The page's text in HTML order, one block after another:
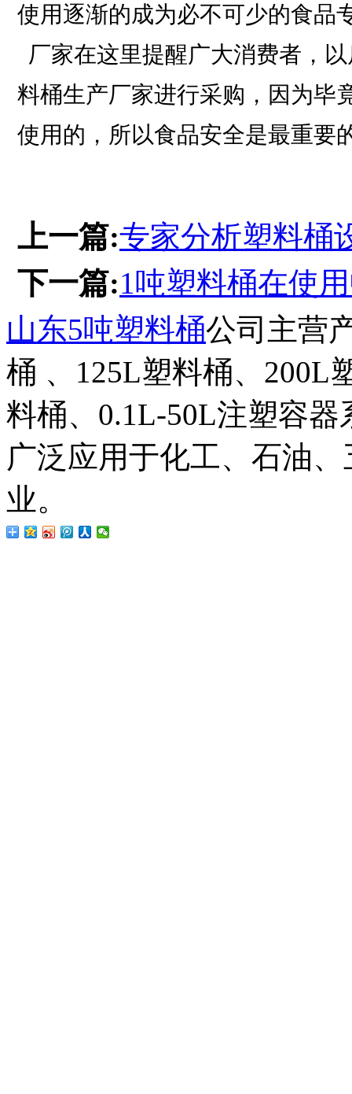
使用逐渐的成为必不可少的食品
厂家在这里提醒广大消费者，
料桶生产厂家进行采购，因为毕
使用的，所以食品安全是最重要
上一篇:专家分析塑料桶
下一篇:1吨塑料桶在使
山东5吨塑料桶公司主营
桶 、125L塑料桶、200L
料桶、0.1L-50L注塑容
广泛应用于化工、石油
业。